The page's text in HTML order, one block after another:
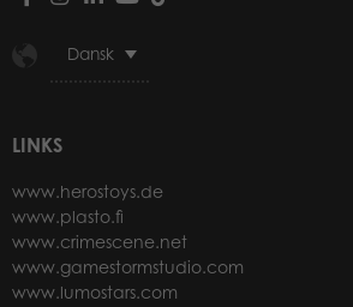
Dansk
LINKS
www.herostoys.de
www.plasto.fi
www.crimescene.net
www.gamestormstudio.com
www.lumostars.com